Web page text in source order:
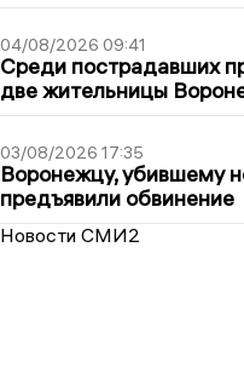
04/08/2026 09:41
Среди пострадавших
две жительницы
03/08/2026 17:35
Воронежцу, убившему
предъявили обвинение
Новости СМИ2